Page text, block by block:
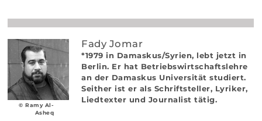
© Ramy Al-
Asheq
Fady Jomar
*1979 in Damaskus/Syrien, lebt jetzt in
Berlin. Er hat Betriebswirtschaftslehre
an der Damaskus Universität studiert.
Seither ist er als Schriftsteller, Lyriker,
Liedtexter und Journalist tätig.